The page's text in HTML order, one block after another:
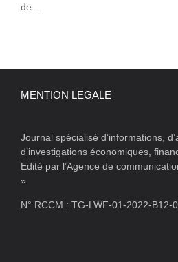
de...
MENTION LEGALE
Journal spécialisé d’informations,
d’investigations économiques,
Edité par l’Agence de
»
N° RCCM : TG-LWF-01-2022-B12-